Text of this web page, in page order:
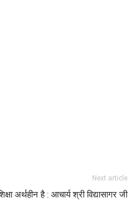
Next article
अर्थहीन है : आचार्य श्री विद्यासागर जी